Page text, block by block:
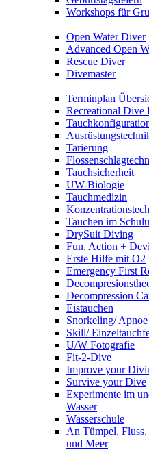
Workshops für
Open Water Diver
Advanced Open
Rescue Diver
Divemaster
Terminplan
Recreational Dive
Tarierung
Tauchsicherheit
UW-Biologie
Tauchmedizin
Tauchen im
DrySuit Diving
Fun, Action +
Erste Hilfe mit O2
Emergency First
Decompression
Eistauchen
Snorkeling/ Apnoe
Skill/
U/W Fotografie
Fit-2-Dive
Improve your
Survive your Dive
Experimente im
Wasser
Wasserschule
An Tümpel,
und Meer